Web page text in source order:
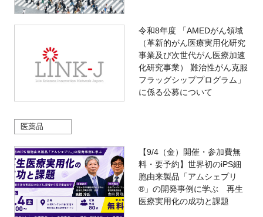
令和8年度 「AMEDがん領域
（革新的がん医療実用化研究
事業及び次世代がん医療加速
化研究事業） 難治性がん克服
フラッグシッププログラム」
に係る公募について
医薬品
【9/4（金）開催・参加費無
料・要予約】世界初のiPS細
胞由来製品「アムシェプリ
®」の開発事例に学ぶ 再生
医療実用化の成功と課題